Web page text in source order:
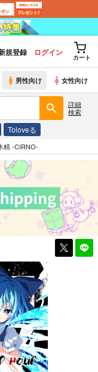
規登録 ログイン
カート
男性向け 女性向け
詳細
検索
Toloveる
精 -CIRNO-